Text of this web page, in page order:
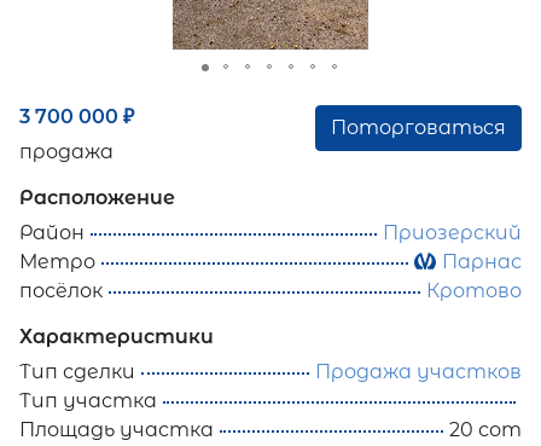
3 700 000 ₽
продажа
Поторговаться
Расположение
Район
Приозерский
Метро
Парнас
посёлок
Кротово
Характеристики
Тип сделки
Продажа участков
Тип участка
Площадь участка
20 сот